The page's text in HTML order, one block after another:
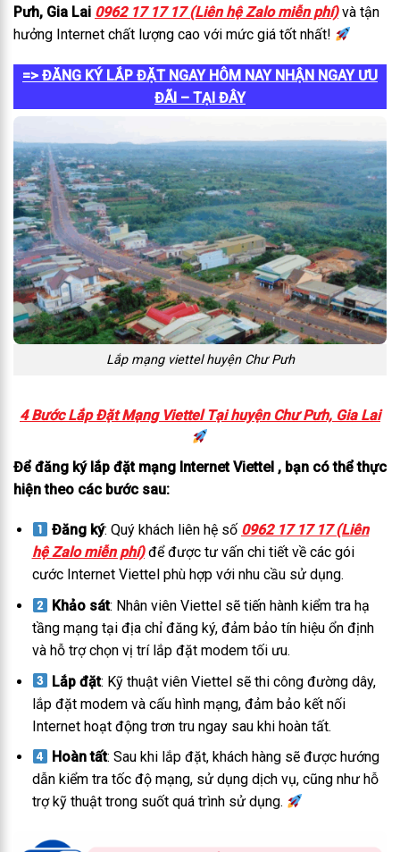
Pưh, Gia Lai 0962 17 17 17 (Liên hệ Zalo miễn phí)và tận
hưởng Internet chất lượng cao với mức giá tốt nhất!
=> ĐĂNG KÝ LẮP ĐẶT NGAY HÔM NAY NHẬN NGAY ƯU
ĐÃI – TẠI ĐÂY
Lắp mạng viettel huyện Chư Pưh
4 Bước Lắp Đặt Mạng Viettel Tại huyện Chư Pưh, Gia Lai
Để đăng ký lắp đặt mạng Internet Viettel , bạn có thể thực
hiện theo các bước sau:
Đăng ký: Quý khách liên hệ số 0962 17 17 17 (Liên
hệ Zalo miễn phí) để được tư vấn chi tiết về các gói
cước Internet Viettel phù hợp với nhu cầu sử dụng.
Khảo sát: Nhân viên Viettel sẽ tiến hành kiểm tra hạ
tầng mạng tại địa chỉ đăng ký, đảm bảo tín hiệu ổn định
và hỗ trợ chọn vị trí lắp đặt modem tối ưu.
Lắp đặt: Kỹ thuật viên Viettel sẽ thi công đường dây,
lắp đặt modem và cấu hình mạng, đảm bảo kết nối
Internet hoạt động trơn tru ngay sau khi hoàn tất.
Hoàn tất: Sau khi lắp đặt, khách hàng sẽ được hướng
dẫn kiểm tra tốc độ mạng, sử dụng dịch vụ, cũng như hỗ
trợ kỹ thuật trong suốt quá trình sử dụng.